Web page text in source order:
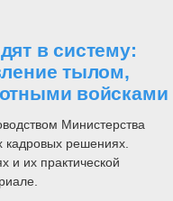
в систему:
тылом,
войсками
Министерства
кадровых решениях.
и их практической